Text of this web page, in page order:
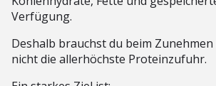
Verfügung.
Deshalb brauchst du beim
nicht die allerhöchste Proteinzufuhr.